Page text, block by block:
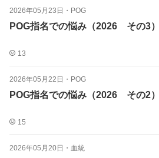
2026年05月23日 ・ POG
POG指名での悩み（2026 その3）
13
2026年05月22日 ・ POG
POG指名での悩み（2026 その2）
15
2026年05月20日 ・ 血統